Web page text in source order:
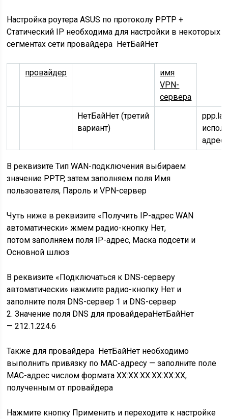
Настройка роутера ASUS по протоколу PPTP +
Статический IP необходима для настройки в некоторых
сегментах сети провайдера НетБайНет
провайдер
имя
VPN-
сервера
НетБайНет (третий
вариант)
адрес
В реквизите Тип WAN-подключения выбираем
значение PPTP, затем заполняем поля Имя
пользователя, Пароль и VPN-сервер
Чуть ниже в реквизите «Получить IP-адрес WAN
автоматически» жмем радио-кнопку Нет,
потом заполняем поля IP-адрес, Маска подсети и
Основной шлюз
В реквизите «Подключаться к DNS-серверу
автоматически» нажмите радио-кнопку Нет и
заполните поля DNS-сервер 1 и DNS-сервер
2. Значение поля DNS для провайдераНетБайНет
— 212.1.224.6
Также для провайдера НетБайНет необходимо
выполнить привязку по MAC-адресу — заполните поле
MAC-адрес числом формата XX:XX:XX:XX:XX:XX,
полученным от провайдера
Нажмите кнопку Применить и переходите к настройке